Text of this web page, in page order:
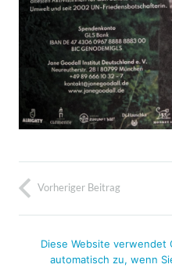
Vorheriger Beitrag
Diese Website verwendet
automatisch zu, wenn